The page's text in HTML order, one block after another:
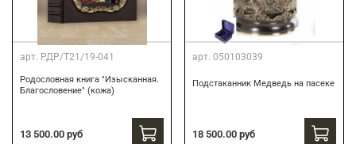
арт. РДР/Т21/19-041
Родословная книга "Изысканная.
Благословение" (кожа)
13 500.00 руб
арт. 050103039
Подстаканник Медведь на пасеке
18 500.00 руб